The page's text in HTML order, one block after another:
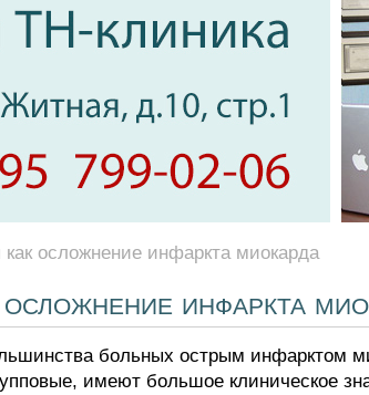
осложнение инфаркта миокарда
инфаркта
больных острым инфарктом
имеют большое клиническое